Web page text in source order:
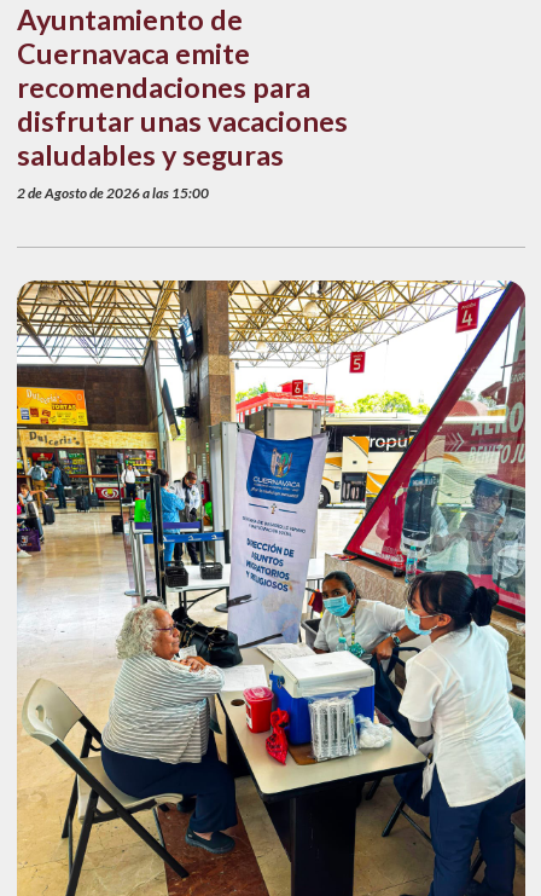
Ayuntamiento de
Cuernavaca emite
recomendaciones para
disfrutar unas vacaciones
saludables y seguras
2 de Agosto de 2026 a las 15:00